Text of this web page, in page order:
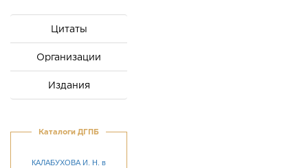
Цитаты
Организации
Издания
Каталоги ДГПБ
КАЛАБУХОВА И. Н. в